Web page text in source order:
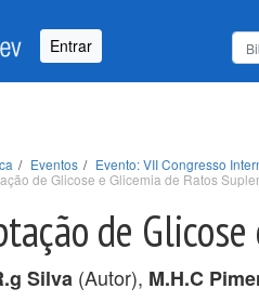
Entrar
Eventos
Evento: VII Congresso
de Glicose e Glicemia de Ratos
de
Silva (Autor), M.H.C